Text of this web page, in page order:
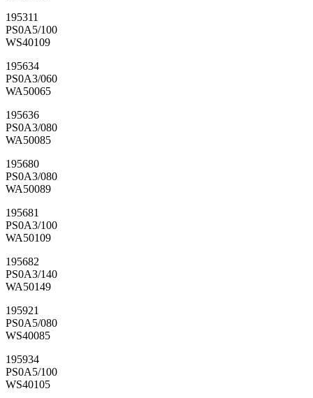
195311
PS0A5/100
WS40109
195634
PS0A3/060
WA50065
195636
PS0A3/080
WA50085
195680
PS0A3/080
WA50089
195681
PS0A3/100
WA50109
195682
PS0A3/140
WA50149
195921
PS0A5/080
WS40085
195934
PS0A5/100
WS40105